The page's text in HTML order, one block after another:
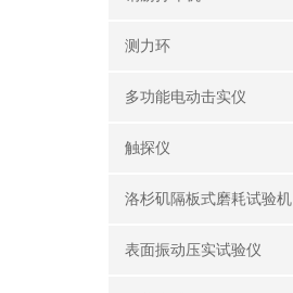
测力环
多功能电动击实仪
触探仪
洛杉矶隔板式磨耗试验机
表面振动压实试验仪